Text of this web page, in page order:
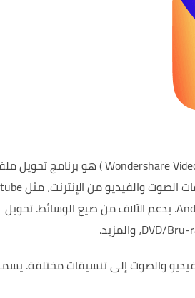
) هو برنامج تحويل
يدعم الآلاف من صيغ الوسائط.تحويل